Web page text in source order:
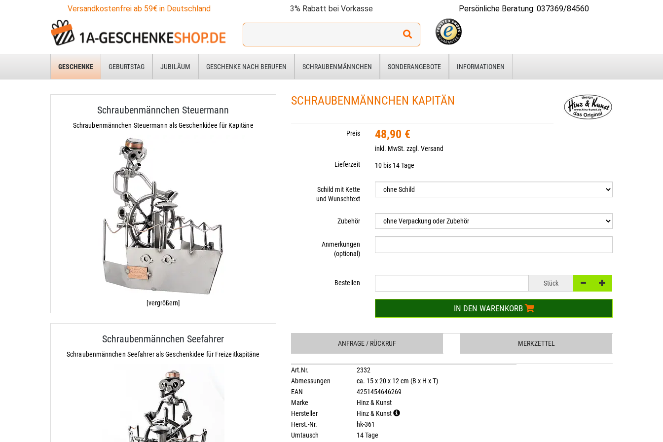
Versandkostenfrei ab 59€ in Deutschland 3% Rabatt bei Vorkasse Persönliche Beratung: 037369/84560
Ich
für:
GESCHENKE GEBURTSTAG JUBILÄUM GESCHENKE NACH BERUFEN SCHRAUBENMÄNNCHEN SONDERANGEBOTE INFORMATIONEN
Schraubenmännchen Steuermann
Schraubenmännchen Steuermann als Geschenkidee für Kapitäne
[vergrößern]
Schraubenmännchen Seefahrer
Schraubenmännchen Seefahrer als Geschenkidee für Freizeitkapitäne
SCHRAUBENMÄNNCHEN KAPITÄN
Preis 48,90 €
inkl. MwSt. zzgl.Versand
Lieferzeit
10 bis 14 Tage
Schild mit Kette
und Wunschtext
Zubehör
Anmerkungen
(optional)
Bestellen Stück
IN DEN WARENKORB
ANFRAGE / RÜCKRUF MERKZETTEL
Art.Nr.
2332
Abmessungen
ca. 15 x 20 x 12 cm (B x H x T)
EAN
4251454646269
Marke
Hinz & Kunst
Hersteller
Hinz & Kunst
Herst.-Nr.
hk-361
Umtausch
14 Tage